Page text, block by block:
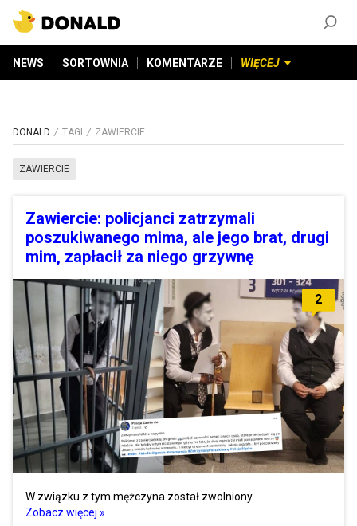
NEWS SORTOWNIA KOMENTARZE WIĘCEJ
DONALD TAGI ZAWIERCIE
ZAWIERCIE
Zawiercie: policjanci zatrzymali
poszukiwanego mima, ale jego brat, drugi
mim, zapłacił za niego grzywnę
2
W związku z tym mężczyna został zwolniony.
Zobacz więcej »